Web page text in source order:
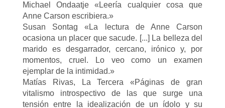
Michael Ondaatje «Leería cualquier cosa que
Anne Carson escribiera.»
Susan Sontag «La lectura de Anne Carson
ocasiona un placer que sacude. [...] La belleza del
marido es desgarrador, cercano, irónico y, por
momentos, cruel. Lo veo como un examen
ejemplar de la intimidad.»
Matías Rivas, La Tercera «Páginas de gran
vitalismo introspectivo de las que surge una
tensión entre la idealización de un ídolo y su